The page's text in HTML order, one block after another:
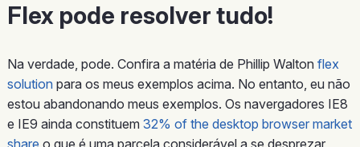
Flex pode resolver tudo!
Na verdade, pode. Confira a matéria de Phillip Walton flex
solutionpara os meus exemplos acima. No entanto, eu não
estou abandonando meus exemplos. Os navergadores IE8
e IE9 ainda constituem 32% of the desktop browser market
share o que é uma parcela considerável a se desprezar